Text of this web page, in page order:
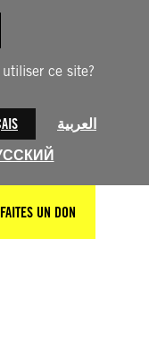
ce site?
العربية
FAITES UN DON